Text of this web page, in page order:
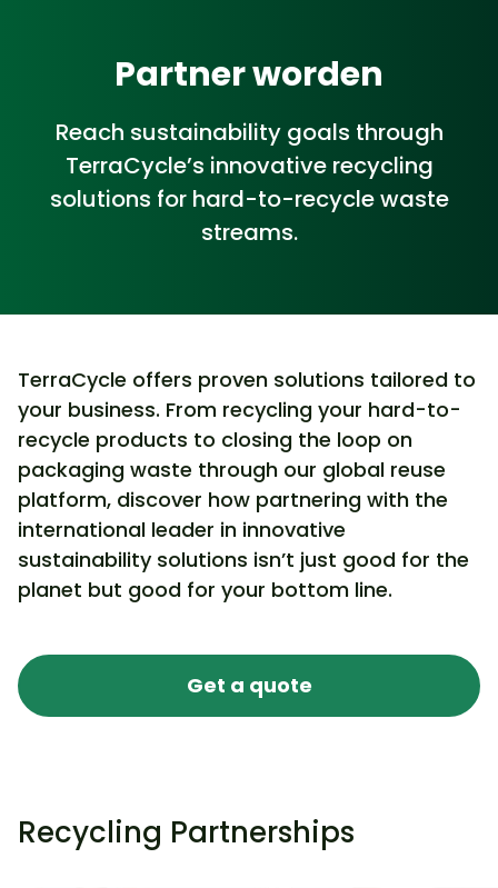
Partner worden
Reach sustainability goals through
TerraCycle’s innovative recycling
solutions for hard-to-recycle waste
streams.
TerraCycle offers proven solutions tailored to
your business. From recycling your hard-to-
recycle products to closing the loop on
packaging waste through our global reuse
platform, discover how partnering with the
international leader in innovative
sustainability solutions isn’t just good for the
planet but good for your bottom line.
Get a quote
Recycling Partnerships